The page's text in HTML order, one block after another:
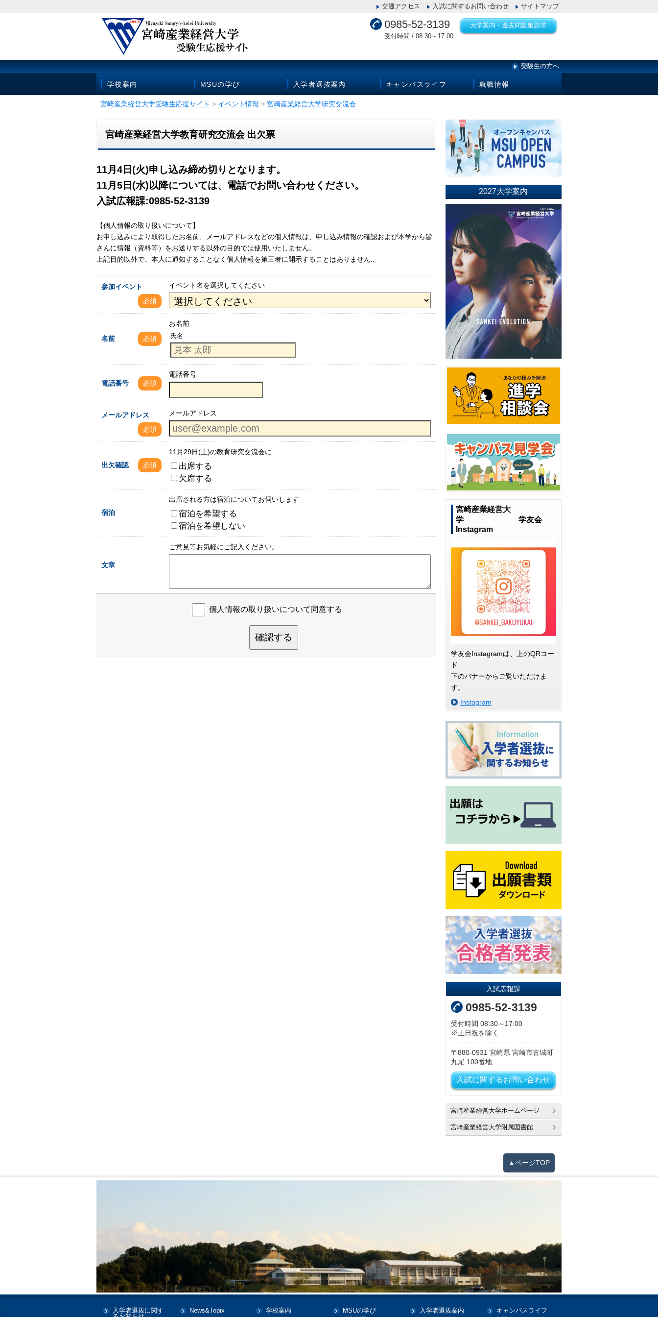
交通アクセス 入試に関するお問い合わせ サイトマップ
0985-52-3139
受付時間 / 08:30～17:00
大学案内・過去問題集請求
受験生の方へ
学校案内 MSUの学び 入学者選抜案内 キャンパスライフ 就職情報
宮崎産業経営大学受験生応援サイト > イベント情報 > 宮崎産業経営大学研究交流会
宮崎産業経営大学教育研究交流会 出欠票
11月4日(火)申し込み締め切りとなります。
11月5日(水)以降については、電話でお問い合わせください。
入試広報課:0985-52-3139
【個人情報の取り扱いについて】
お申し込みにより取得したお名前、メールアドレスなどの個人情報は、申し込み情報の確認および本学から皆
さんに情報（資料等）をお送りする以外の目的では使用いたしません。
上記目的以外で、本人に通知することなく個人情報を第三者に開示することはありません.。
参加イベント
必須
イベント名を選択してください
名前 必須
お名前
氏名
電話番号 必須
電話番号
メールアドレス
必須
メールアドレス
出欠確認 必須
11月29日(土)の教育研究交流会に
出席する
欠席する
宿泊
出席される方は宿泊についてお伺いします
宿泊を希望する
宿泊を希望しない
文章
ご意見等お気軽にご記入ください。
個人情報の取り扱いについて同意する
確認する
2027大学案内
宮崎産業経営大
学 学友会
Instagram
学友会Instagramは、上のQRコー
ド
下のバナーからご覧いただけま
す。
Instagram
入試広報課
0985-52-3139
受付時間 08:30～17:00
※土日祝を除く
880-0931 宮崎県 宮崎市古城町
丸尾 100番地
入試に関するお問い合わせ
宮崎産業経営大学ホームページ
宮崎産業経営大学附属図書館
▲ページTOP
入学者選抜に関す
News&Topix 学校案内 MSUの学び 入学者選抜案内 キャンパスライフ